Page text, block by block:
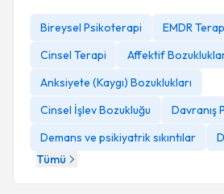
Bireysel Psikoterapi
EMDR
Cinsel Terapi
Affektif
Anksiyete (Kaygı) Bozuklukları
Cinsel İşlev Bozukluğu
Davranış
Demans ve psikiyatrik sıkıntılar
Tümü